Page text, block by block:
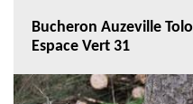
Bucheron Auzeville
Espace Vert 31